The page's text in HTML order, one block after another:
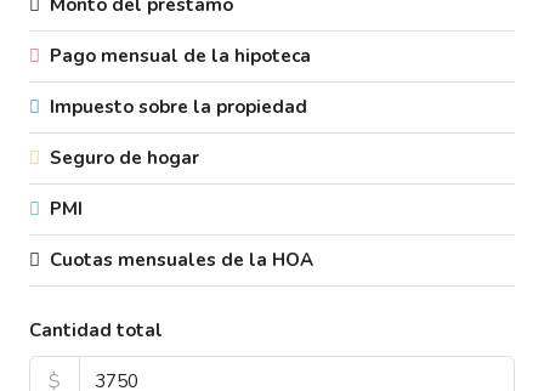
Monto del préstamo
Pago mensual de la hipoteca
Impuesto sobre la propiedad
Seguro de hogar
PMI
Cuotas mensuales de la HOA
Cantidad total
$